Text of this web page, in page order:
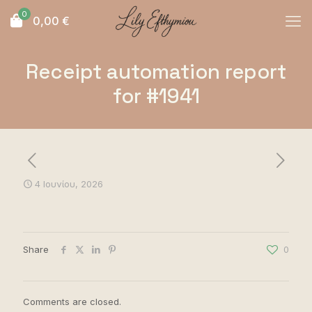
0 0,00 €
Receipt automation report
for #1941
4 Ιουνίου, 2026
Share 0
Comments are closed.